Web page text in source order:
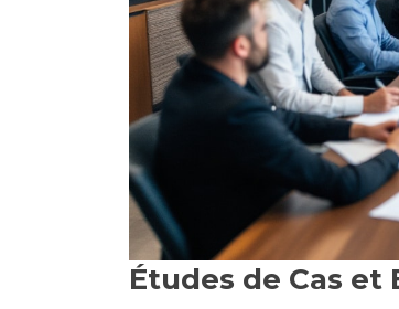
Études de Cas et